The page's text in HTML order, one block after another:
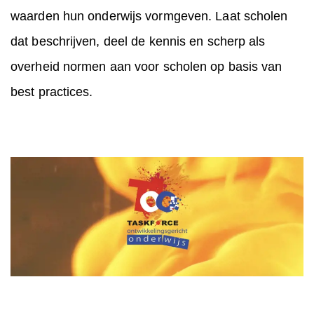
waarden hun onderwijs vormgeven. Laat scholen
dat beschrijven, deel de kennis en scherp als
overheid normen aan voor scholen op basis van
best practices.